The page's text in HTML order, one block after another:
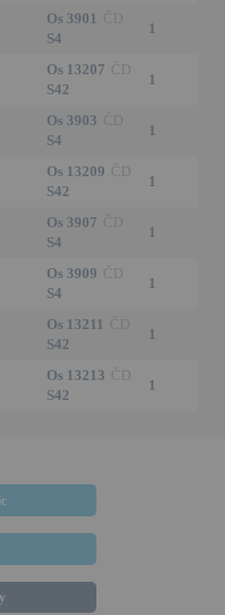
Os 3901
S4
1
Os 13207 ČD
S42
1
Os 3903
S4
1
Os 13209 ČD
S42
1
Os 3907
S4
1
Os 3909 ČD
S4
1
Os 13211
S42
1
Os 13213 ČD
S42
1